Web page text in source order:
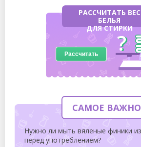
РАССЧИТАТЬ ВЕС
БЕЛЬЯ
ДЛЯ СТИРКИ
Рассчитать
САМОЕ
Нужно ли мыть вяленые финики
перед употреблением?